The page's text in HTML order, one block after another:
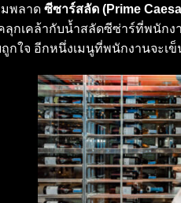
พลาด ซีซาร์สลัด (Prime
ลุกเคล้ากับน้ำสลัดซีซ่าร์ที่พนัก
กใจ อีกหนึ่งเมนูที่พนักงานจะเ